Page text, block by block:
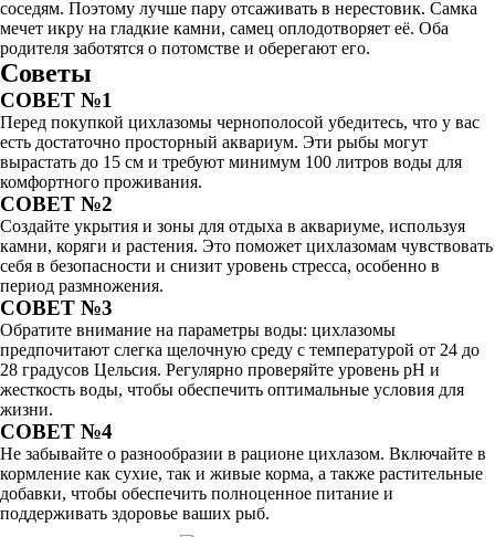
соседям. Поэтому лучше пару отсаживать в нерестовик. Самка
мечет икру на гладкие камни, самец оплодотворяет её. Оба
родителя заботятся о потомстве и оберегают его.
Советы
СОВЕТ №1
Перед покупкой цихлазомы чернополосой убедитесь, что у вас
есть достаточно просторный аквариум. Эти рыбы могут
вырастать до 15 см и требуют минимум 100 литров воды для
комфортного проживания.
СОВЕТ №2
Создайте укрытия и зоны для отдыха в аквариуме, используя
камни, коряги и растения. Это поможет цихлазомам чувствовать
себя в безопасности и снизит уровень стресса, особенно в
период размножения.
СОВЕТ №3
Обратите внимание на параметры воды: цихлазомы
предпочитают слегка щелочную среду с температурой от 24 до
28 градусов Цельсия. Регулярно проверяйте уровень pH и
жесткость воды, чтобы обеспечить оптимальные условия для
жизни.
СОВЕТ №4
Не забывайте о разнообразии в рационе цихлазом. Включайте в
кормление как сухие, так и живые корма, а также растительные
добавки, чтобы обеспечить полноценное питание и
поддерживать здоровье ваших рыб.